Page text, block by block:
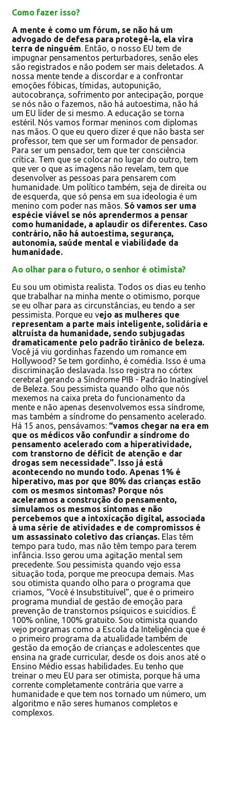
Como fazer isso?
A mente é como um fórum, se não há um
advogado de defesa para protegê-la, ela vira
terra de ninguém . Então, o nosso EU tem de
impugnar pensamentos perturbadores, senão eles
são registrados e não podem ser mais deletados. A
nossa mente tende a discordar e a confrontar
emoções fóbicas, tímidas, autopunição,
autocobrança, sofrimento por antecipação, porque
se nós não o fazemos, não há autoestima, não há
um EU líder de si mesmo. A educação se torna
estéril. Nós vamos formar meninos com diplomas
nas mãos. O que eu quero dizer é que não basta ser
professor, tem que ser um formador de pensador.
Para ser um pensador, tem que ter consciência
crítica. Tem que se colocar no lugar do outro, tem
que ver o que as imagens não revelam, tem que
desenvolver as pessoas para pensarem com
humanidade. Um político também, seja de direita ou
de esquerda, que só pensa em sua ideologia é um
menino com poder nas mãos. Só vamos ser uma
espécie viável se nós aprendermos a pensar
como humanidade, a aplaudir os diferentes. Caso
contrário, não há autoestima, segurança,
autonomia, saúde mental e viabilidade da
humanidade.
Ao olhar para o futuro, o senhor é otimista?
Eu sou um otimista realista. Todos os dias eu tenho
que trabalhar na minha mente o otimismo, porque
se eu olhar para as circunstâncias, eu tendo a ser
pessimista. Porque eu vejo as mulheres que
representam a parte mais inteligente, solidária e
altruísta da humanidade, sendo subjugadas
dramaticamente pelo padrão tirânico de beleza.
Você já viu gordinhas fazendo um romance em
Hollywood? Se tem gordinho, é comédia. Isso é uma
discriminação deslavada. Isso registra no córtex
cerebral gerando a Síndrome PIB - Padrão Inatingível
de Beleza. Sou pessimista quando olho que nós
mexemos na caixa preta do funcionamento da
mente e não apenas desenvolvemos essa síndrome,
mas também a síndrome do pensamento acelerado.
Há 15 anos, pensávamos: “vamos chegar na era em
que os médicos vão confundir a síndrome do
pensamento acelerado com a hiperatividade,
com transtorno de déficit de atenção e dar
drogas sem necessidade”. Isso já está
acontecendo no mundo todo. Apenas 1% é
hiperativo, mas por que 80% das crianças estão
com os mesmos sintomas? Porque nós
aceleramos a construção do pensamento,
simulamos os mesmos sintomas e não
percebemos que a intoxicação digital, associada
à uma série de atividades e de compromissos é
um assassinato coletivo das crianças. Elas têm
tempo para tudo, mas não têm tempo para terem
infância. Isso gerou uma agitação mental sem
precedente. Sou pessimista quando vejo essa
situação toda, porque me preocupa demais. Mas
sou otimista quando olho para o programa que
criamos, “Você é Insubstituível”, que é o primeiro
programa mundial de gestão de emoção para
prevenção de transtornos psíquicos e suicídios. É
100% online, 100% gratuito. Sou otimista quando
vejo programas como a Escola da Inteligência que é
o primeiro programa da atualidade também de
gestão da emoção de crianças e adolescentes que
ensina na grade curricular, desde os dois anos até o
Ensino Médio essas habilidades. Eu tenho que
treinar o meu EU para ser otimista, porque há uma
corrente completamente contrária que varre a
humanidade e que tem nos tornado um número, um
algoritmo e não seres humanos completos e
complexos.